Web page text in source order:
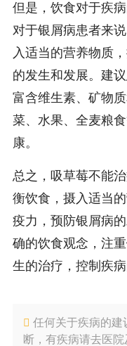
但是，饮食对于疾
对于银屑病患者来
入适当的营养物质
的发生和发展。建
富含维生素、矿物
菜、水果、全麦粮
康。
总之，吸草莓不能
衡饮食，摄入适当
疫力，预防银屑病
确的饮食观念，注
生的治疗，控制疾病
任何关于疾病的建
断，有疾病请去医